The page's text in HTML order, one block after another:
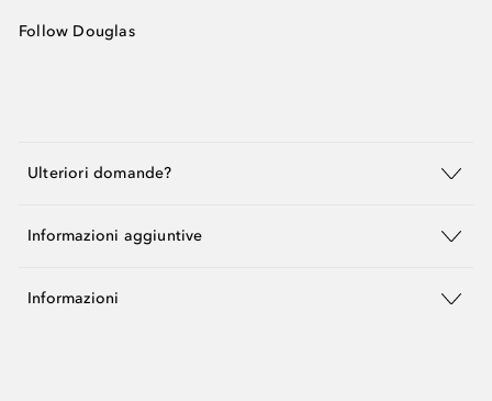
Follow Douglas
Ulteriori domande?
Informazioni aggiuntive
Informazioni